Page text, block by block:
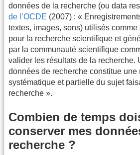
données de la recherche (ou data
de l’OCDE (2007) : «
textes, images, sons) utilisés
pour la recherche scientifique et
par la communauté scientifique
valider les résultats de la recherche.
données de recherche constitue une
systématique et partielle du sujet
recherche ».
Combien de temps
conserver mes
recherche ?